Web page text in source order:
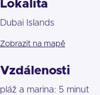
Lokalita
Dubai Islands
Zobrazit na mapě
Vzdálenosti
pláž a marina: 5 minut